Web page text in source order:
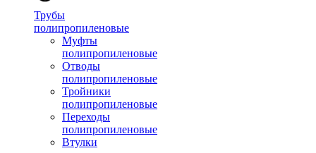
Трубы
полипропиленовые
Муфты
полипропиленовые
Отводы
полипропиленовые
Тройники
полипропиленовые
Переходы
полипропиленовые
Втулки